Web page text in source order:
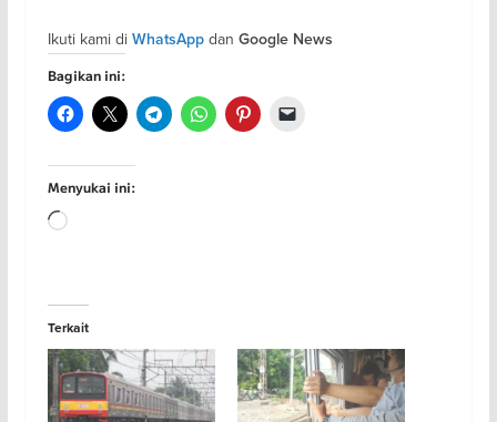
Ikuti kami di WhatsAppdan Google News
Bagikan ini:
Menyukai ini:
Memuat...
Terkait